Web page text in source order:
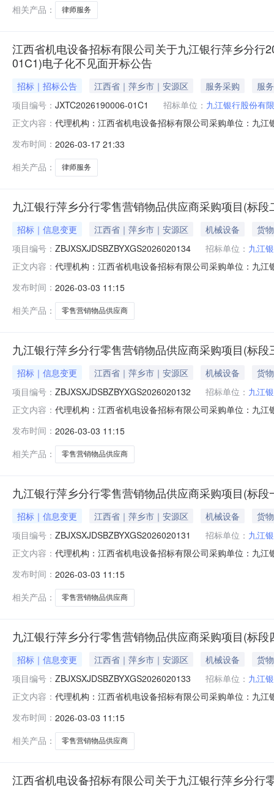
相关产品：
律师服务
江西省机电设备招标有限公司关于九江银行萍乡分
01C1)电子化不见面开标公告
招标｜招标公告 江西省｜萍乡市｜安源区 服务采购
服务
项目编号： JXTC2026190006-01C1 招标单位： 九江银行股份有
正文内容： 代理机构：江西省机电设备招标有限公司采购单位：九
年萍乡地区律师服务采购项目（清收类法律服务）（第
发布时间： 2026-03-17 21:33
相关产品：
律师服务
九江银行萍乡分行零售营销物品供应商采购项目(标段
招标｜信息变更 江西省｜萍乡市｜安源区 机械设备
货物
项目编号： ZBJXSXJDSBZBYXGS2026020134 招标单位： 九江
正文内容： 代理机构：江西省机电设备招标有限公司采购单位：九
应商采购项目变更公告一、项目基本情况：原公告的采
发布时间： 2026-03-03 11:15
相关产品：
零售营销物品供应商
九江银行萍乡分行零售营销物品供应商采购项目(标段
招标｜信息变更 江西省｜萍乡市｜安源区 机械设备
货物
项目编号： ZBJXSXJDSBZBYXGS2026020132 招标单位： 九江
正文内容： 代理机构：江西省机电设备招标有限公司采购单位：九
应商采购项目变更公告一、项目基本情况：原公告的采
发布时间： 2026-03-03 11:15
相关产品：
零售营销物品供应商
九江银行萍乡分行零售营销物品供应商采购项目(标段
招标｜信息变更 江西省｜萍乡市｜安源区 机械设备
货物
项目编号： ZBJXSXJDSBZBYXGS2026020131 招标单位： 九江
正文内容： 代理机构：江西省机电设备招标有限公司采购单位：九
应商采购项目变更公告一、项目基本情况：原公告的采
发布时间： 2026-03-03 11:15
相关产品：
零售营销物品供应商
九江银行萍乡分行零售营销物品供应商采购项目(标段
招标｜信息变更 江西省｜萍乡市｜安源区 机械设备
货物
项目编号： ZBJXSXJDSBZBYXGS2026020133 招标单位： 九江
正文内容： 代理机构：江西省机电设备招标有限公司采购单位：九
应商采购项目变更公告一、项目基本情况：原公告的采
发布时间： 2026-03-03 11:15
相关产品：
零售营销物品供应商
江西省机电设备招标有限公司关于九江银行萍乡分